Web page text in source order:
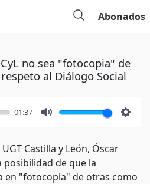
Abonados
no sea "fotocopia" de
al Diálogo Social
01:37
Castilla y León, Óscar
posibilidad de que la
en "fotocopia" de otras como